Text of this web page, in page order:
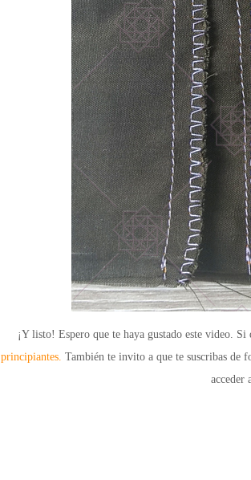
¡Y listo! Espero que te haya gustado este video.
principiantes. También te invito a que te suscribas de
acceder